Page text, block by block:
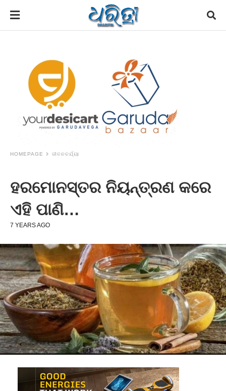
HOMEPAGE ଜୀବନଚର୍ଯ୍ୟା
ହରମୋନସ୍ତର ନିୟନ୍ତ୍ରଣ କରେ
ଏହି ପାଣି…
7 YEARS AGO